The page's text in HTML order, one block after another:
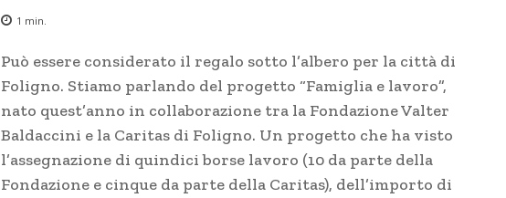
1 min.
Può essere considerato il regalo sotto l’albero per la città di
Foligno. Stiamo parlando del progetto “Famiglia e lavoro”,
nato quest’anno in collaborazione tra la Fondazione Valter
Baldaccini e la Caritas di Foligno. Un progetto che ha visto
l’assegnazione di quindici borse lavoro (10 da parte della
Fondazione e cinque da parte della Caritas), dell’importo di